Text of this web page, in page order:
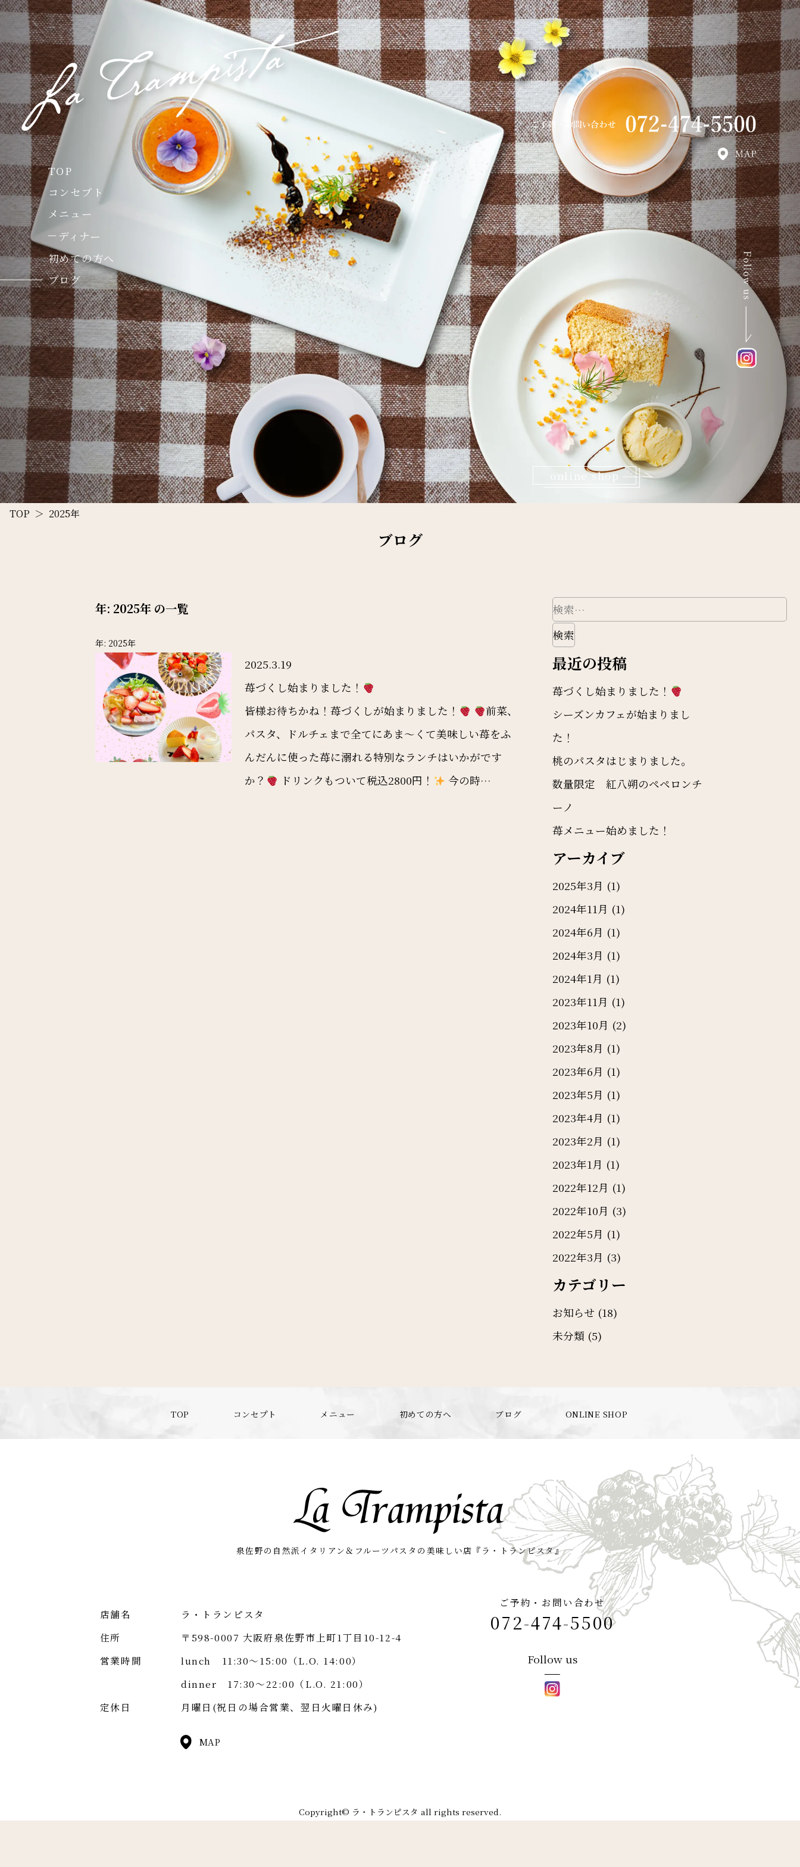
TOP
コンセプト
メニュー
ディナー
初めての方へ
ブログ
online shop
TOP 2025年
ブログ
年: 2025年 の一覧
年: 2025年
2025.3.19
苺づくし始まりました！
皆様お待ちかね！苺づくしが始まりました！
前菜、
パスタ、ドルチェまで全てにあま〜くて美味しい苺をふ
んだんに使った苺に溺れる特別なランチはいかがです
か？
ドリンクもついて税込2800円！ 今の時…
検
索:
最近の投稿
苺づくし始まりました！
シーズンカフェが始まりまし
た！
桃のパスタはじまりました。
数量限定 紅八朔のペペロンチ
ーノ
苺メニュー始めました！
アーカイブ
2025年3月 (1)
2024年11月 (1)
2024年6月 (1)
2024年3月 (1)
2024年1月 (1)
2023年11月 (1)
2023年10月 (2)
2023年8月 (1)
2023年6月 (1)
2023年5月 (1)
2023年4月 (1)
2023年2月 (1)
2023年1月 (1)
2022年12月 (1)
2022年10月 (3)
2022年5月 (1)
2022年3月 (3)
カテゴリー
お知らせ (18)
未分類 (5)
TOP コンセプト メニュー 初めての方へ ブログ ONLINE SHOP
泉佐野の自然派 イタリアン＆フルーツパスタの美味しい店 『ラ・トランピスタ』
店舗名
ラ・トランピスタ
住所
〒598-0007 大阪府泉佐野市上町1丁目10-12-4
営業時間
lunch 11:30～15:00（L.O. 14:00）
dinner 17:30～22:00（L.O. 21:00）
定休日
月曜日(祝日の場合営業、翌日火曜日休み)
MAP
ご予約・お問い合わせ
072-474-5500
Follow us
Copyright© ラ・トランピスタ all rights reserved.